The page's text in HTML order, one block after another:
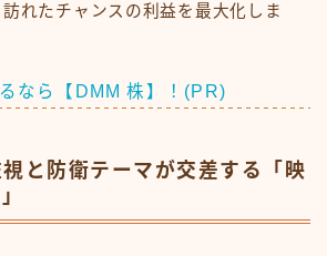
れたチャンスの利益を最大化しま
なら【DMM 株】！(PR)
視と防衛テーマが交差する「映